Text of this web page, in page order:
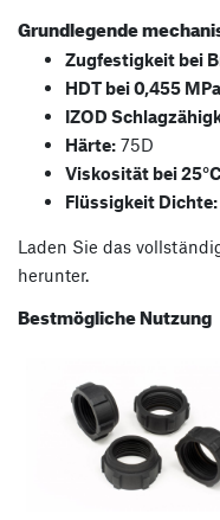
Grundlegende
Zugfestigkeit bei
HDT bei 0,455
IZOD
Härte: 75D
Viskosität bei
Flüssigkeit Dichte:
Laden Sie das
herunter.
Bestmögliche Nutzung